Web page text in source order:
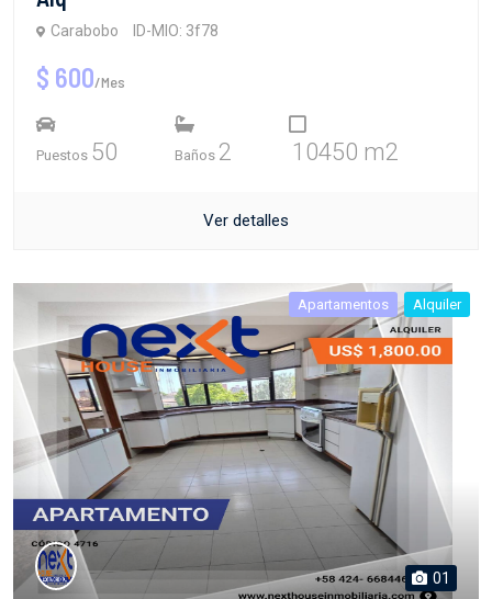
Carabobo ID-MIO: 3f78
$ 600/Mes
Puestos 50 Baños 2 10450 m2
Ver detalles
Apartamentos Alquiler
01